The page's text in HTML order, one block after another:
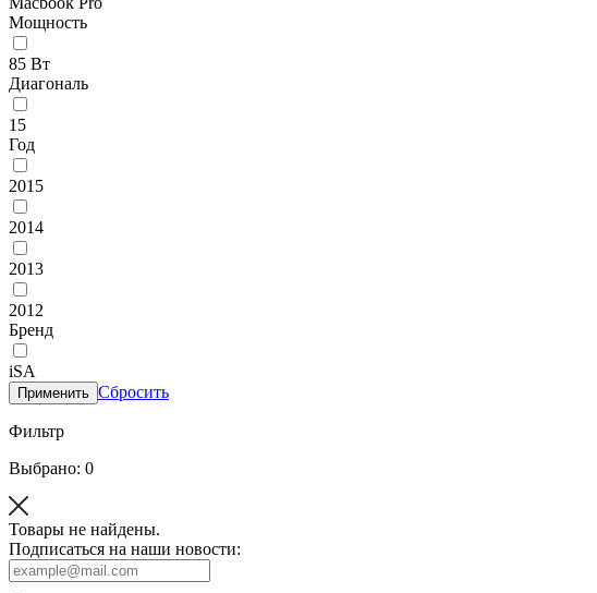
Мощность
85 Вт
Диагональ
15
Год
2015
2014
2013
2012
Бренд
iSA
Применить Сбросить
Фильтр
Выбрано: 0
Товары не найдены.
Подписаться на наши новости: